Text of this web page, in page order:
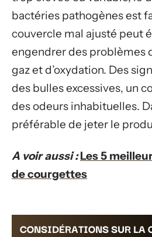
bactéries pathogènes est
couvercle mal ajusté peut
engendrer des problèmes
gaz et d’oxydation. Des
des bulles excessives, un
des odeurs inhabituelles.
préférable de jeter le
A voir aussi : Les 5
de courgettes
CONSIDÉRATIONS SUR LA